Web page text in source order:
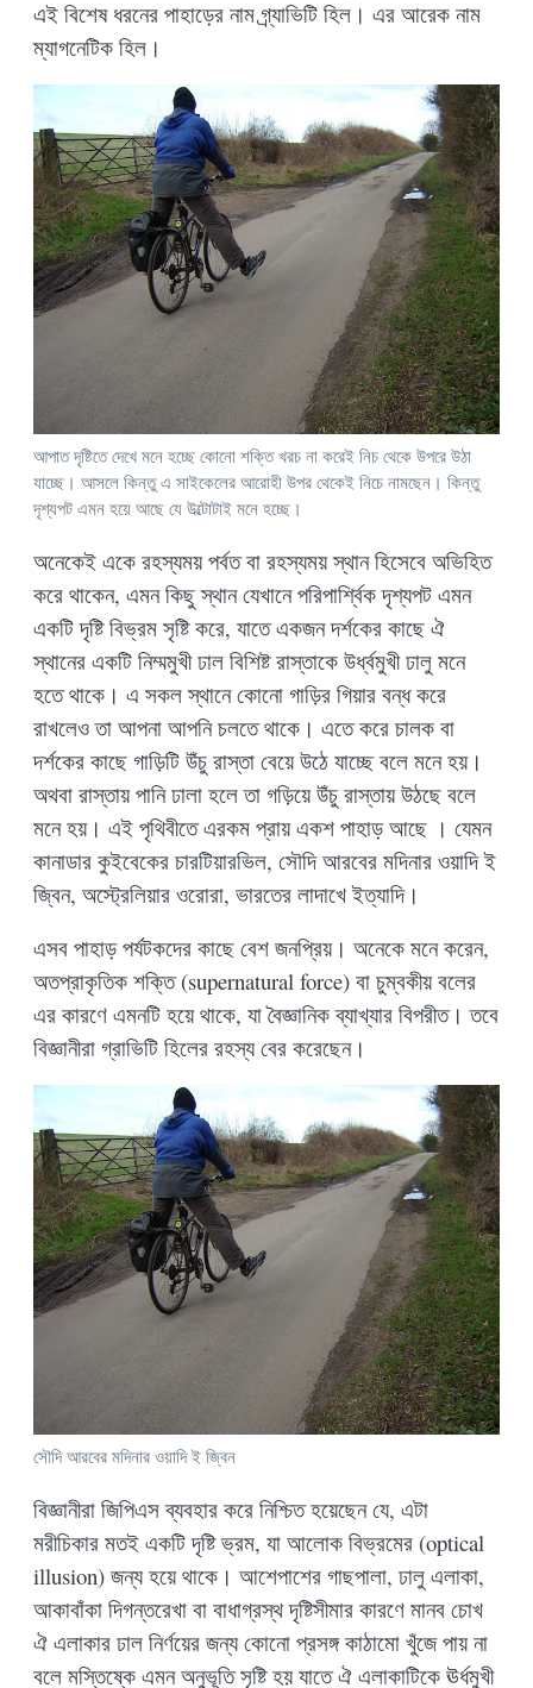
এই বিশেষ ধরনের পাহাড়ের নাম গ্র্যাভিটি হিল। এর আরেক নাম
ম্যাগনেটিক হিল।
আপাত দৃষ্টিতে দেখে মনে হচ্ছে কোনো শক্তি খরচ না করেই নিচ থেকে উপরে উঠা
যাচ্ছে। আসলে কিন্তু এ সাইকেলের আরোহী উপর থেকেই নিচে নামছেন। কিন্তু
দৃশ্যপট এমন হয়ে আছে যে উল্টোটাই মনে হচ্ছে।
অনেকেই একে রহস্যময় পর্বত বা রহস্যময় স্থান হিসেবে অভিহিত
করে থাকেন, এমন কিছু স্থান যেখানে পরিপার্শ্বিক দৃশ্যপট এমন
একটি দৃষ্টি বিভ্রম সৃষ্টি করে, যাতে একজন দর্শকের কাছে ঐ
স্থানের একটি নিম্মমুখী ঢাল বিশিষ্ট রাস্তাকে উর্ধ্বমুখী ঢালু মনে
হতে থাকে। এ সকল স্থানে কোনো গাড়ির গিয়ার বন্ধ করে
রাখলেও তা আপনা আপনি চলতে থাকে। এতে করে চালক বা
দর্শকের কাছে গাড়িটি উঁচু রাস্তা বেয়ে উঠে যাচ্ছে বলে মনে হয়।
অথবা রাস্তায় পানি ঢালা হলে তা গড়িয়ে উঁচু রাস্তায় উঠছে বলে
মনে হয়। এই পৃথিবীতে এরকম প্রায় একশ পাহাড় আছে । যেমন
কানাডার কুইবেকের চারটিয়ারভিল, সৌদি আরবের মদিনার ওয়াদি ই
জ্বিন, অস্ট্রেলিয়ার ওরোরা, ভারতের লাদাখে ইত্যাদি।
এসব পাহাড় পর্যটকদের কাছে বেশ জনপ্রিয়। অনেকে মনে করেন,
অতপ্রাকৃতিক শক্তি (supernatural force) বা চুম্বকীয় বলের
এর কারণে এমনটি হয়ে থাকে, যা বৈজ্ঞানিক ব্যাখ্যার বিপরীত। তবে
বিজ্ঞানীরা গ্রাভিটি হিলের রহস্য বের করেছেন।
সৌদি আরবের মদিনার ওয়াদি ই জ্বিন
বিজ্ঞানীরা জিপিএস ব্যবহার করে নিশ্চিত হয়েছেন যে, এটা
মরীচিকার মতই একটি দৃষ্টি ভ্রম, যা আলোক বিভ্রমের (optical
illusion) জন্য হয়ে থাকে। আশেপাশের গাছপালা, ঢালু এলাকা,
আকাবাঁকা দিগন্তরেখা বা বাধাগ্রস্থ দৃষ্টিসীমার কারণে মানব চোখ
ঐ এলাকার ঢাল নির্ণয়ের জন্য কোনো প্রসঙ্গ কাঠামো খুঁজে পায় না
বলে মস্তিষ্কে এমন অনুভূতি সৃষ্টি হয় যাতে ঐ এলাকাটিকে ঊর্ধমুখী